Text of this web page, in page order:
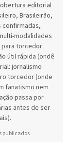
editorial
Brasileirão,
confirmadas,
modalidades
para torcedor
útil rápida (ondê
jornalismo
torcedor (onde
fanatismo nem
passa por
antes de ser
publicados